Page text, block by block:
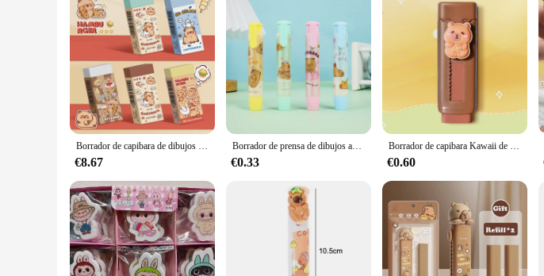
As a wholesale product, the capybara borrador is not only affordable but also accessible to a wide
artist in need of reliable tools, these gomas de borrar are available in sets, making them an ideal
that every stroke is as precise as the last.
Borrador de capibara de dibujos animados, borrador de lápiz Kawaii, borrador duradero encantador, papelería para estudiantes, suministros escolares, regalos, 10 Uds.
€8.67
Borrador de prensa de dibujos animados de capibara, papelería bonita, goma creativa para guardería, suministros de oficina para aprendizaje, regalos
€0.33
Borrador de capibara Kawaii de moda de dibujos animados, borrador de goma suave creativo, suministros escolares, regalos estacionarios para estudiantes
€0.60